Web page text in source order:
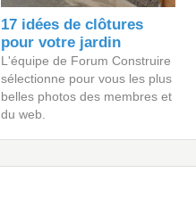
17 idées de clôtures
pour votre jardin
L'équipe de Forum Construire
sélectionne pour vous les plus
belles photos des membres et
du web.